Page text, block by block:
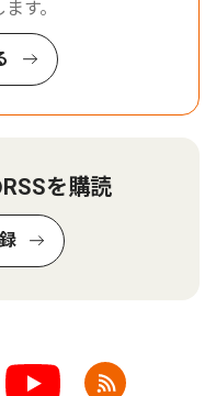
す。
を購読